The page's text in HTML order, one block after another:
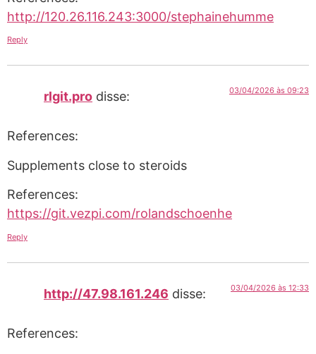
http://120.26.116.243:3000/stephainehumme
Reply
rlgit.pro disse: 03/04/2026 às 09:23
References:
Supplements close to steroids
References:
https://git.vezpi.com/rolandschoenhe
Reply
http://47.98.161.246 disse: 03/04/2026 às 12:33
References: